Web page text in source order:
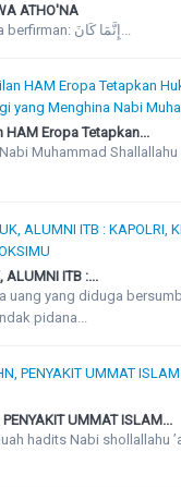
ATHO'NA
HAM Eropa Tetapkan...
Muhammad Shallallahu
ALUMNI ITB :...
uang yang diduga
pidana...
UMMAT ISLAM...
hadits Nabi shollallahu